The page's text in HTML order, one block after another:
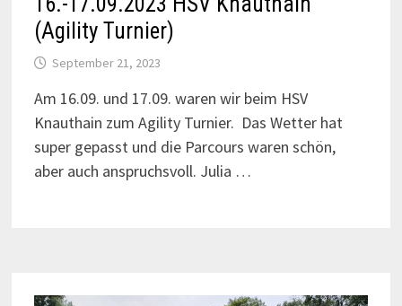
(Agility Turnier)
September 21, 2023
Am 16.09. und 17.09. waren wir beim HSV
Knauthain zum Agility Turnier. Das Wetter hat
super gepasst und die Parcours waren schön,
aber auch anspruchsvoll. Julia …